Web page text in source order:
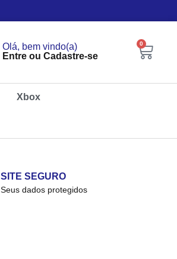
Olá, bem vindo(a)
Entre ou Cadastre-se
0
Xbox
SITE SEGURO
Seus dados protegidos